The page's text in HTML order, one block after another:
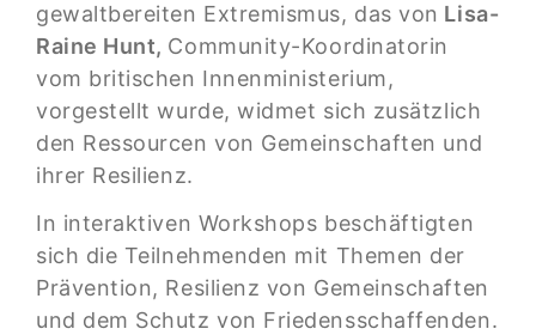
gewaltbereiten Extremismus, das von Lisa-
Raine Hunt, Community-Koordinatorin
vom britischen Innenministerium,
vorgestellt wurde, widmet sich zusätzlich
den Ressourcen von Gemeinschaften und
ihrer Resilienz.
In interaktiven Workshops beschäftigten
sich die Teilnehmenden mit Themen der
Prävention, Resilienz von Gemeinschaften
und dem Schutz von Friedensschaffenden.